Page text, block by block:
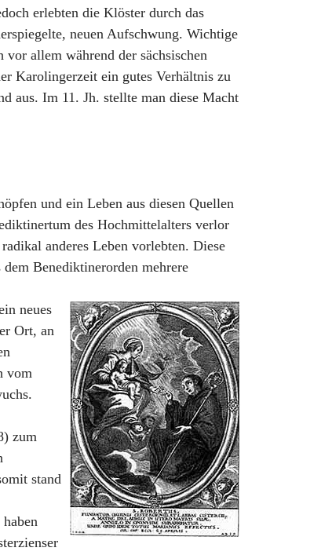
erlebten die Klöster durch das
neuen Aufschwung. Wichtige
allem während der sächsischen
Karolingerzeit ein gutes Verhältnis zu
aus. Im 11. Jh. stellte man diese Macht
und ein Leben aus diesen Quellen
des Hochmittelalters verlor
anderes Leben vorlebten. Diese
Benediktinerorden mehrere
neues
Ort, an
vom
zum
stand